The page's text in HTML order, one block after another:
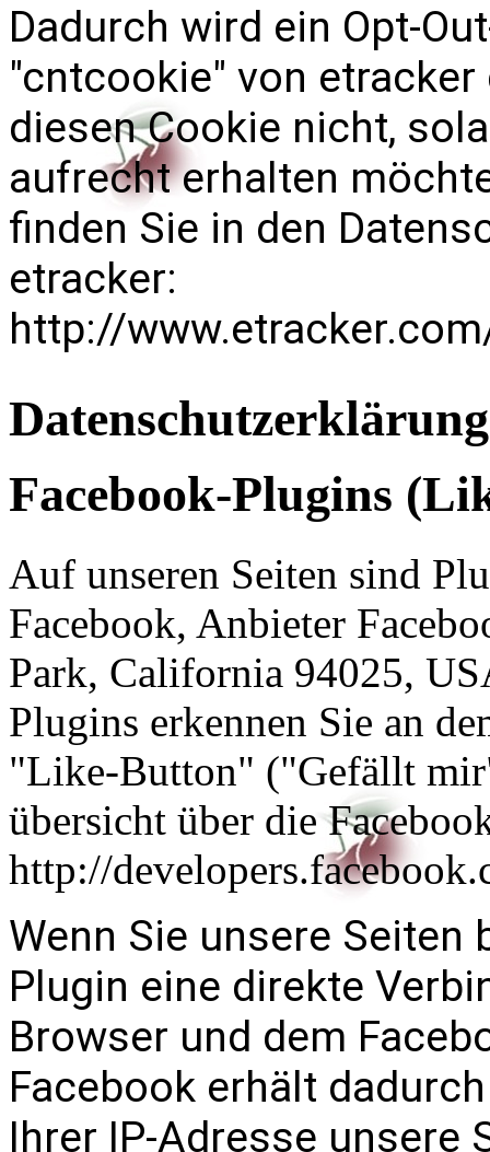
Dadurch wird ein Opt-
"cntcookie" von
diesen Cookie nicht,
aufrecht erhalten
finden Sie in den
etracker:
http://
Facebook-Plugins
Auf unseren Seiten sind
Facebook, Anbieter
Park, California 94025,
Plugins erkennen Sie an
"Like-Button" ("Gefällt
übersicht über die
http://
Wenn Sie unsere Seiten
Plugin eine direkte
Browser und dem
Facebook erhält
Ihrer IP-Adresse unsere